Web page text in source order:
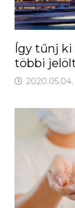
Így tűnj
többi
2020.05.04.